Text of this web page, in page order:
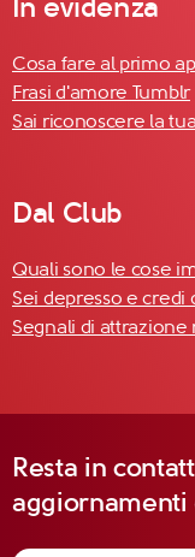
Cosa fare al primo
Frasi d'amore Tumblr
Sai riconoscere la
Dal Club
Quali sono le cose
Sei depresso e
Segnali di attrazione
Resta in
aggiornamenti